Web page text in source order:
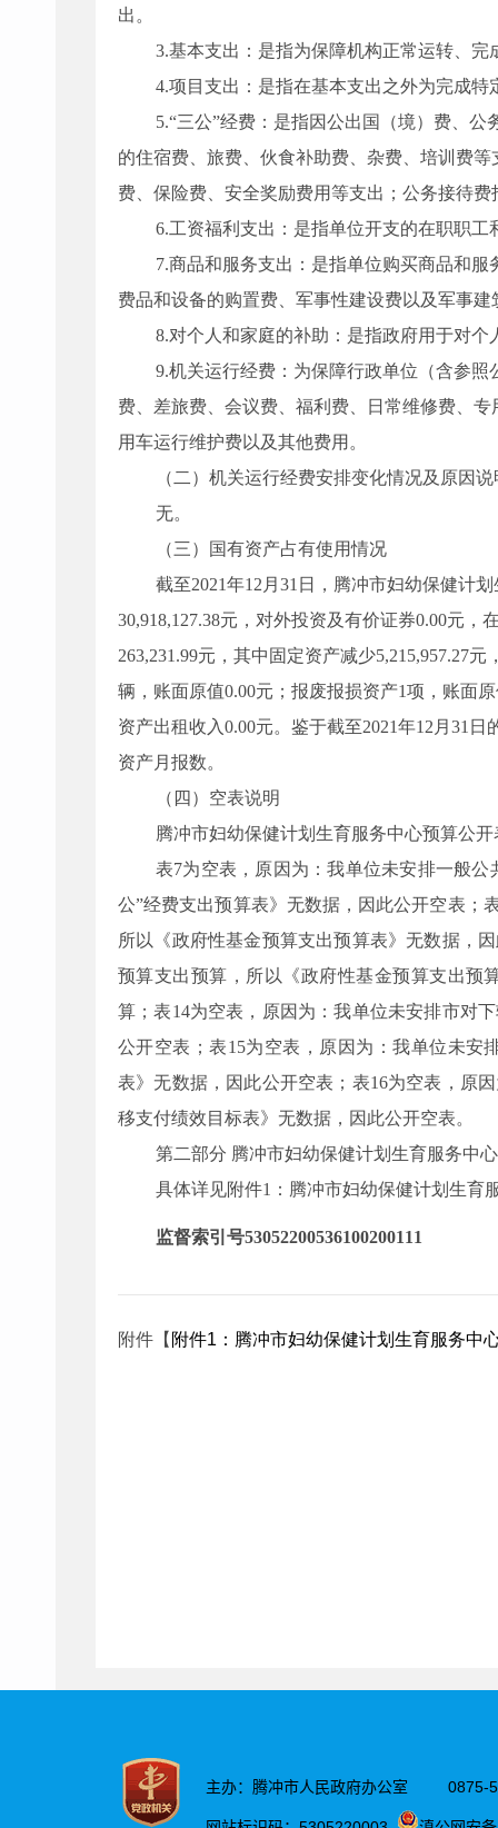
出。
3.基本支出：是指为保障机构正常运转、
4.项目支出：是指在基本支出之外为完成
5.“三公”经费：是指因公出国（境）费、公
的住宿费、旅费、伙食补助费、杂费、培训费
费、保险费、安全奖励费用等支出；公务接待
6.工资福利支出：是指单位开支的在职职
7.商品和服务支出：是指单位购买商品和
费品和设备的购置费、军事性建设费以及军事
8.对个人和家庭的补助：是指政府用于对个
9.机关运行经费：为保障行政单位（含参
费、差旅费、会议费、福利费、日常维修费、
用车运行维护费以及其他费用。
（二）机关运行经费安排变化情况及原因说
无。
（三）
国有资产占有使用情况
截至2021年12月31日， 腾冲市妇幼保健计
30,918,127.38元，对外投资及有价证券0.00元，
263,231.99元，其中固定资产减少5,215,957.27元
辆，账面原值0.00元；报废报损资产1项，账面
资产出租收入0.00元。 鉴于截至2021年12月31
资产月报数。
（四）空表说明
腾冲市妇幼保健计划生育服务中心预算公开
表7为空表，原因为：我单位未安排一般
公”经费支出预算表》无数据，因此公开空表；
所以《政府性基金预算支出预算表》无数据，
预算支出预算，所以《政府性基金预算支出预
算；表14为空表，原因为：我单位未安排市对
公开空表；表15为空表，原因为：我单位未安
表》无数据，因此公开空表；表16为空表，原
移支付绩效目标表》无数据，因此公开空表。
第二部分 腾冲市妇幼保健计划生育服务中心
具体详见附件1：腾冲市妇幼保健计划生育
监督索引号53052200536100200111
附件【 附件1：腾冲市妇幼保健计划生育服务中